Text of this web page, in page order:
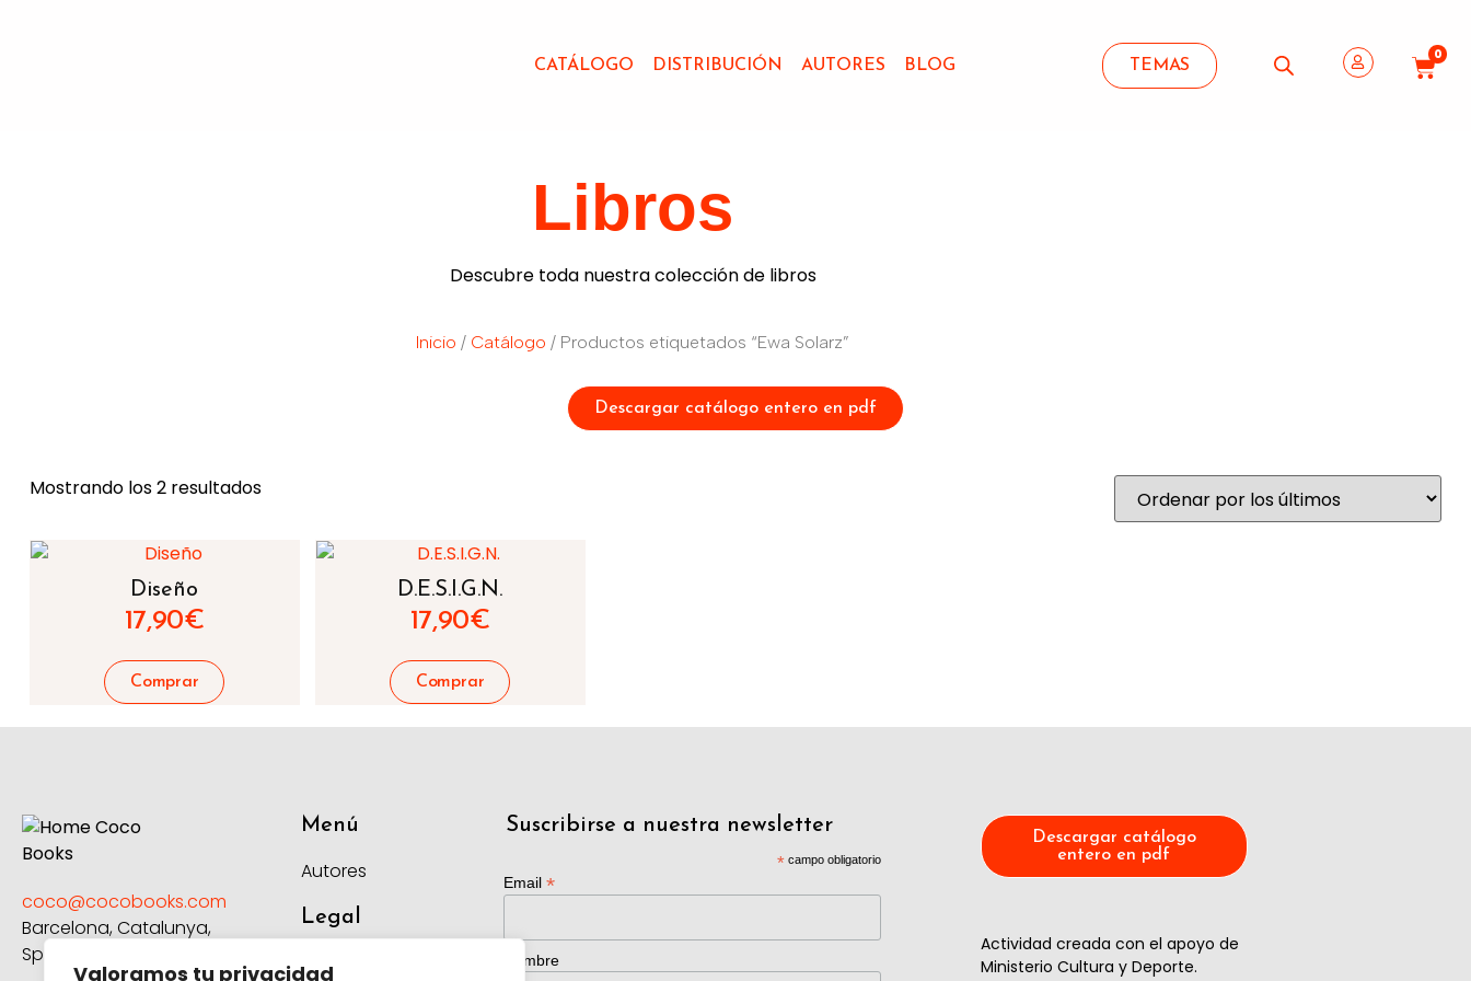
Valoramos tu privacidad
CATÁLOGO DISTRIBUCIÓN AUTORES BLOG TEMAS
0
Libros
Descubre toda nuestra colección de libros
Inicio / Catálogo / Productos etiquetados “Ewa Solarz”
Descargar catálogo entero en pdf
Mostrando los 2 resultados
Diseño
17,90€
D.E.S.I.G.N.
17,90€
coco@cocobooks.com
Barcelona, Catalunya,
Spain
Menú
Autores
Legal
Aviso Legal
Suscribirse a nuestra newsletter
* campo obligatorio
Email *
Nombre
Descargar catálogo
entero en pdf
Actividad creada con el apoyo de
Ministerio Cultura y Deporte.